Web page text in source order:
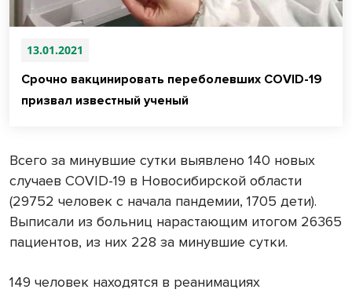
13.01.2021
Срочно вакцинировать переболевших COVID-19
призвал известный ученый
Всего за минувшие сутки выявлено 140 новых
случаев COVID-19 в Новосибирской области
(29752 человек с начала пандемии, 1705 дети).
Выписали из больниц нарастающим итогом 26365
пациентов, из них 228 за минувшие сутки.
149 человек находятся в реанимациях